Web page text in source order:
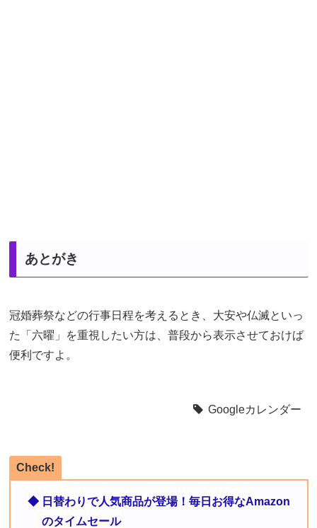
あとがき
冠婚葬祭などの行事日程を考えるとき、大安や仏滅といっ
た「六曜」を重視したい方は、普段から表示させておけば
便利ですよ。
Googleカレンダー
Check!
◆ 日替わりで人気商品が登場！毎日お得なAmazon
のタイムセール